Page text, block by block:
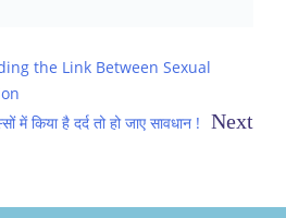
the Link Between Sexual
में किया है दर्द तो हो जाए सावधान !